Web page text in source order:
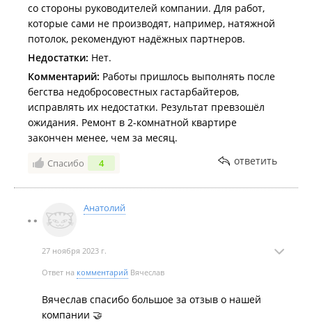
со стороны руководителей компании. Для работ,
которые сами не производят, например, натяжной
потолок, рекомендуют надёжных партнеров.
Недостатки: Нет.
Комментарий: Работы пришлось выполнять после
бегства недобросовестных гастарбайтеров,
исправлять их недостатки. Результат превзошёл
ожидания. Ремонт в 2-комнатной квартире
закончен менее, чем за месяц.
Спасибо 4 ответить
Анатолий
27 ноября 2023 г.
Ответ на комментарий Вячеслав
Вячеслав спасибо большое за отзыв о нашей
компании 🤝